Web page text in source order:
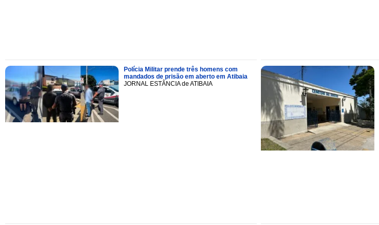
Polícia Militar prende três homens com
mandados de prisão em aberto em Atibaia
JORNAL ESTÂNCIA de ATIBAIA